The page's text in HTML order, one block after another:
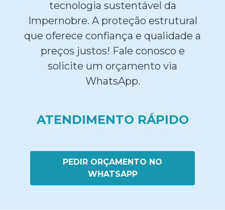
tecnologia sustentável da
Impernobre. A proteção estrutural
que oferece confiança e qualidade a
preços justos! Fale conosco e
solicite um orçamento via
WhatsApp.
ATENDIMENTO RÁPIDO
PEDIR ORÇAMENTO NO
WHATSAPP